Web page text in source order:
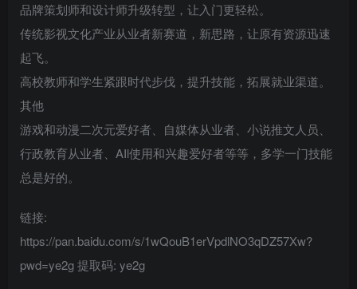
品牌策划师和设计师升级转型，让入门更轻松。
传统影视文化产业从业者新赛道，新思路，让原有资源迅速
起飞。
高校教师和学生紧跟时代步伐，提升技能，拓展就业渠道。
其他
游戏和动漫二次元爱好者、自媒体从业者、小说推文人员、
行政教育从业者、AIl使用和兴趣爱好者等等，多学一门技能
总是好的。
链接:
https://pan.baidu.com/s/1wQouB1erVpdlNO3qDZ57Xw?
pwd=ye2g 提取码: ye2g